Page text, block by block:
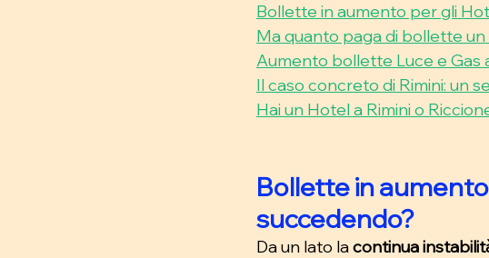
Bollette in aumento per gli
Ma quanto paga di bollette
Aumento bollette Luce e Gas
Il caso concreto di Rimini: un
Hai un Hotel a Rimini o
Bollette in
succedendo?
Da un lato la continua